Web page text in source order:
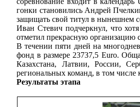
гонки становились Андрей
защищать свой титул в нынешнем
Иван Стевич подчеркнул, что
отметил прекрасную организацию
В течении пяти дней на
фонд в размере 23737,5 Euro.
Казахстана, Латвии, России,
региональных команд, в том
Результаты этапа